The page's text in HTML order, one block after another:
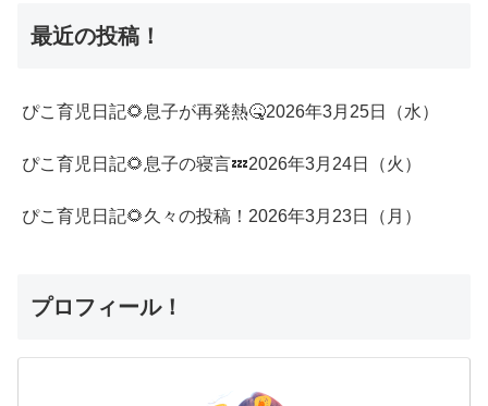
最近の投稿！
ぴこ育児日記🌻息子が再発熱🤒2026年3月25日（水）
ぴこ育児日記🌻息子の寝言💤2026年3月24日（火）
ぴこ育児日記🌻久々の投稿！2026年3月23日（月）
プロフィール！